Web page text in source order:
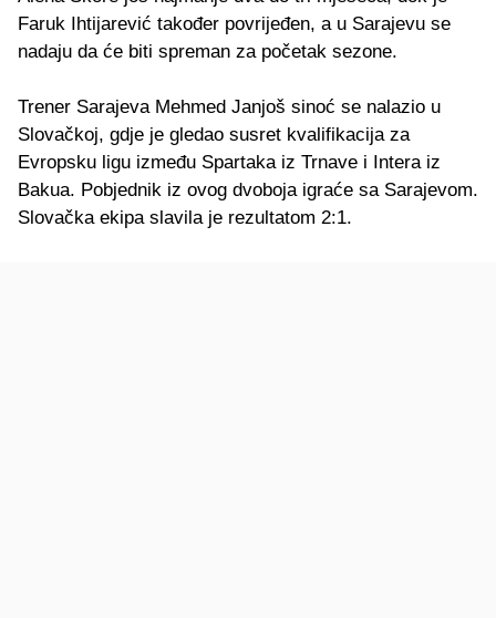
Faruk Ihtijarević također povrijeđen, a u Sarajevu se
nadaju da će biti spreman za početak sezone.
Trener Sarajeva Mehmed Janjoš sinoć se nalazio u
Slovačkoj, gdje je gledao susret kvalifikacija za
Evropsku ligu između Spartaka iz Trnave i Intera iz
Bakua. Pobjednik iz ovog dvoboja igraće sa Sarajevom.
Slovačka ekipa slavila je rezultatom 2:1.